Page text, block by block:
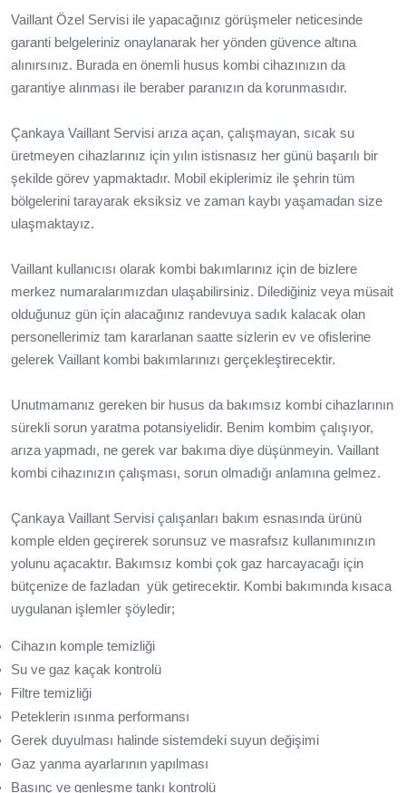
Vaillant Özel Servisi ile yapacağınız görüşmeler neticesinde
garanti belgeleriniz onaylanarak her yönden güvence altına
alınırsınız. Burada en önemli husus kombi cihazınızın da
garantiye alınması ile beraber paranızın da korunmasıdır.
Çankaya Vaillant Servisi arıza açan, çalışmayan, sıcak su
üretmeyen cihazlarınız için yılın istisnasız her günü başarılı bir
şekilde görev yapmaktadır. Mobil ekiplerimiz ile şehrin tüm
bölgelerini tarayarak eksiksiz ve zaman kaybı yaşamadan size
ulaşmaktayız.
Vaillant kullanıcısı olarak kombi bakımlarınız için de bizlere
merkez numaralarımızdan ulaşabilirsiniz. Dilediğiniz veya müsait
olduğunuz gün için alacağınız randevuya sadık kalacak olan
personellerimiz tam kararlanan saatte sizlerin ev ve ofislerine
gelerek Vaillant kombi bakımlarınızı gerçekleştirecektir.
Unutmamanız gereken bir husus da bakımsız kombi cihazlarının
sürekli sorun yaratma potansiyelidir. Benim kombim çalışıyor,
arıza yapmadı, ne gerek var bakıma diye düşünmeyin. Vaillant
kombi cihazınızın çalışması, sorun olmadığı anlamına gelmez.
Çankaya Vaillant Servisi çalışanları bakım esnasında ürünü
komple elden geçirerek sorunsuz ve masrafsız kullanımınızın
yolunu açacaktır. Bakımsız kombi çok gaz harcayacağı için
bütçenize de fazladan yük getirecektir. Kombi bakımında kısaca
uygulanan işlemler şöyledir;
Cihazın komple temizliği
Su ve gaz kaçak kontrolü
Filtre temizliği
Peteklerin ısınma performansı
Gerek duyulması halinde sistemdeki suyun değişimi
Gaz yanma ayarlarının yapılması
Basınç ve genleşme tankı kontrolü